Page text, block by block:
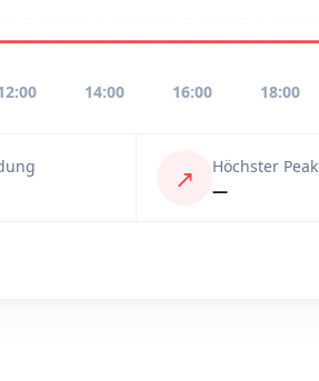
14:00 16:00 18:00
↗
Höchster Peak
—